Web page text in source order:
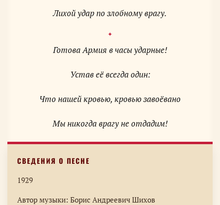
Лихой удар по злобному врагу.
Готова Армия в часы ударные!
Устав её всегда один:
Что нашей кровью, кровью завоёвано
Мы никогда врагу не отдадим!
1929
Автор музыки: Борис Андреевич Шихов